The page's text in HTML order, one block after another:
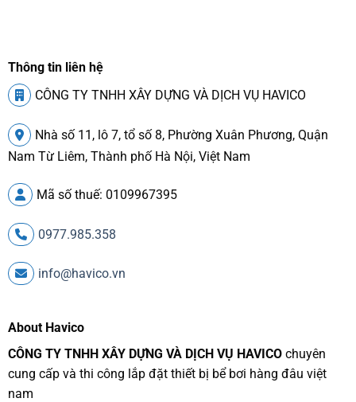
Thông tin liên hệ
CÔNG TY TNHH XÂY DỰNG VÀ DỊCH VỤ HAVICO
Nhà số 11, lô 7, tổ số 8, Phường Xuân Phương, Quận
Nam Từ Liêm, Thành phố Hà Nội, Việt Nam
Mã số thuế: 0109967395
0977.985.358
info@havico.vn
About Havico
CÔNG TY TNHH XÂY DỰNG VÀ DỊCH VỤ HAVICO chuyên
cung cấp và thi công lắp đặt thiết bị bể bơi hàng đâu việt
nam